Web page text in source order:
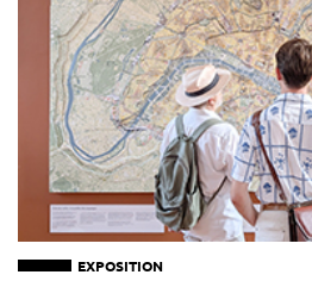
EXPOSITION